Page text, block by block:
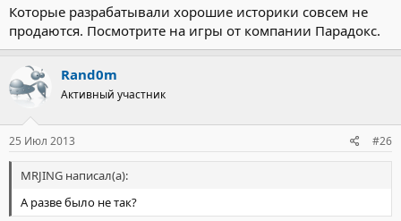
Которые разрабатывали хорошие историки совсем не
продаются. Посмотрите на игры от компании Парадокс.
Rand0m
Активный участник
25 Июл 2013 #26
MRJING написал(а):
А разве было не так?